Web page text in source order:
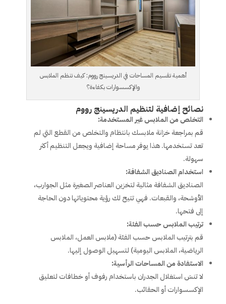
أهمية تقسيم المساحات في الدريسينج رووم: كيف تنظم الملابس
والإكسسوارات بكفاءة؟
نصائح إضافية لتنظيم الدريسينج رووم
التخلص من الملابس غير المستخدمة:
قم بمراجعة خزانة ملابسك بانتظام والتخلص من القطع التي لم
تعد تستخدمها. هذا يوفر مساحة إضافية ويجعل التنظيم أكثر
سهولة.
استخدام الصناديق الشفافة:
الصناديق الشفافة مثالية لتخزين العناصر الصغيرة مثل الجوارب،
الأوشحة، والقبعات. فهي تتيح لك رؤية محتوياتها دون الحاجة
إلى فتحها.
ترتيب الملابس حسب الفئة:
قم بترتيب الملابس حسب الفئة (ملابس العمل، الملابس
الرياضية، الملابس اليومية) لتسهيل الوصول إليها.
الاستفادة من المساحات الرأسية:
لا تنسَ استغلال الجدران باستخدام رفوف أو خطافات لتعليق
الإكسسوارات أو الحقائب.